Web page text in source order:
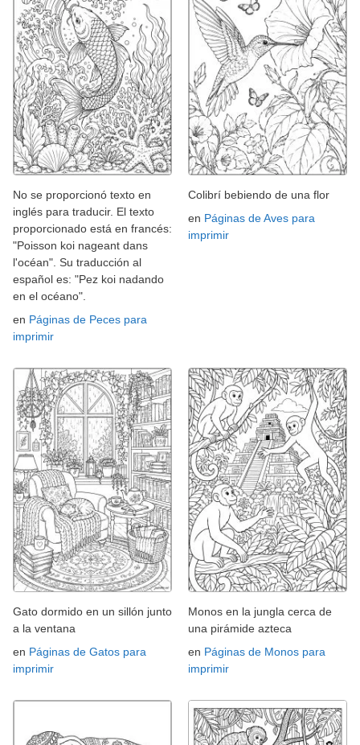
No se proporcionó texto en
inglés para traducir. El texto
proporcionado está en francés:
"Poisson koi nageant dans
l'océan". Su traducción al
español es: "Pez koi nadando
en el océano".
en Páginas de Peces para
imprimir
Colibrí bebiendo de una flor
en Páginas de Aves para
imprimir
Gato dormido en un sillón junto
a la ventana
en Páginas de Gatos para
imprimir
Monos en la jungla cerca de
una pirámide azteca
en Páginas de Monos para
imprimir